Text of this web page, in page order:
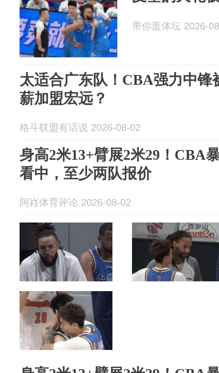
带你逛体坛 2026-
太适合广东队！CBA强力中锋
薪加盟宏远？
格斗联盟有话说 2026-08-02
身高2米13+臂展2米29！CBA
看中，至少两队报价
阿嵀体育评论 2026-08-02